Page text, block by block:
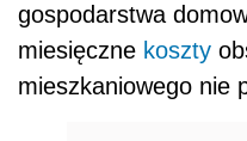
gospodarstwa
miesięczne koszty
mieszkaniowego nie